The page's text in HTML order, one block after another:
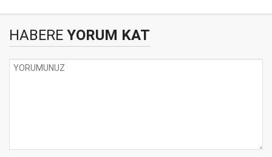
HABERE YORUM KAT